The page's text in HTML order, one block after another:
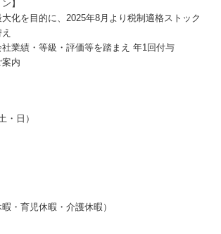
】
大化を目的に、2025年8月より税制適格ストック
社業績・等級・評価等を踏まえ 年1回付与
内
・日）
・育児休暇・介護休暇）